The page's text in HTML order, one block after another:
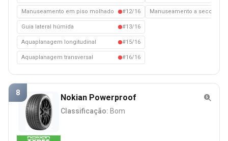
Manuseamento em piso molhado #12/16
Guia lateral húmida #13/16
Aquaplanagem longitudinal #15/16
Aquaplanagem transversal #16/16
Manuseamento a seco
8 Nokian Powerproof
Classificação: Bom